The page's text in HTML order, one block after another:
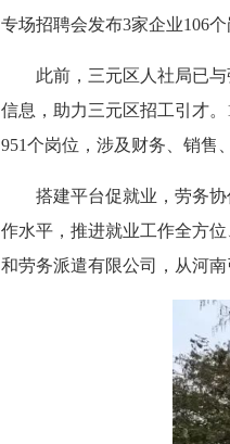
专场招聘会发布3家企业106
此前，三元区人社局已
信息，助力三元区招工引才
951个岗位，涉及财务、销售
搭建平台促就业，劳务
作水平，推进就业工作全方
和劳务派遣有限公司，从河